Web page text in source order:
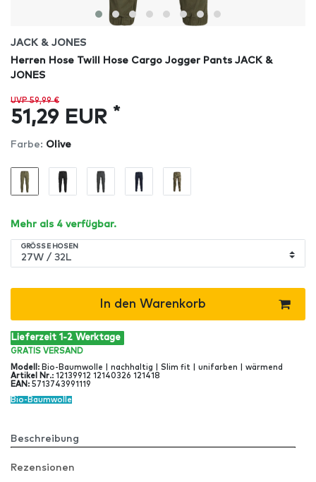
JACK & JONES
Herren Hose Twill Hose Cargo Jogger Pants JACK &
JONES
UVP 59,99 €
51,29 EUR *
Farbe: Olive
Mehr als 4 verfügbar.
GRÖSSE HOSEN
In den Warenkorb
Lieferzeit 1-2 Werktage
GRATIS VERSAND
Modell : Bio-Baumwolle | nachhaltig | Slim fit | unifarben | wärmend
Artikel Nr.: 12139912 12140326 121418
EAN : 5713743991119
Bio-Baumwolle
Beschreibung
Rezensionen